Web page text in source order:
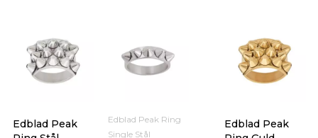
Edblad Peak
Edblad Peak
Edblad Peak Ring
Single Stål